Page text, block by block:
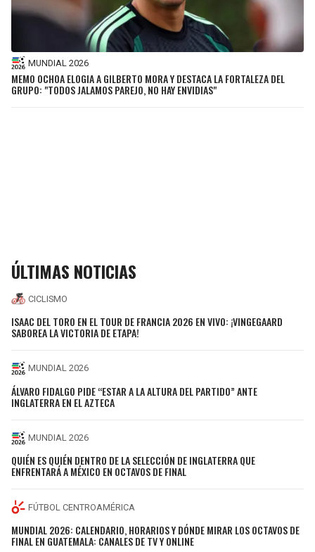
MUNDIAL 2026
MEMO OCHOA ELOGIA A GILBERTO MORA Y DESTACA LA FORTALEZA DEL
GRUPO: "TODOS JALAMOS PAREJO, NO HAY ENVIDIAS"
ÚLTIMAS NOTICIAS
CICLISMO
ISAAC DEL TORO EN EL TOUR DE FRANCIA 2026 EN VIVO: ¡VINGEGAARD
SABOREA LA VICTORIA DE ETAPA!
MUNDIAL 2026
ÁLVARO FIDALGO PIDE “ESTAR A LA ALTURA DEL PARTIDO” ANTE
INGLATERRA EN EL AZTECA
MUNDIAL 2026
QUIÉN ES QUIÉN DENTRO DE LA SELECCIÓN DE INGLATERRA QUE
ENFRENTARÁ A MÉXICO EN OCTAVOS DE FINAL
FÚTBOL CENTROAMÉRICA
MUNDIAL 2026: CALENDARIO, HORARIOS Y DÓNDE MIRAR LOS OCTAVOS DE
FINAL EN GUATEMALA: CANALES DE TV Y ONLINE